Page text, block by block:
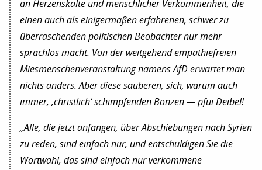
an Herzenskälte und menschlicher Verkommenheit, die
einen auch als einigermaßen erfahrenen, schwer zu
überraschenden politischen Beobachter nur mehr
sprachlos macht. Von der weitgehend empathiefreien
Miesmenschenveranstaltung namens AfD erwartet man
nichts anders. Aber diese sauberen, sich, warum auch
immer, ‚christlich‘ schimpfenden Bonzen — pfui Deibel!
„Alle, die jetzt anfangen, über Abschiebungen nach Syrien
zu reden, sind einfach nur, und entschuldigen Sie die
Wortwahl, das sind einfach nur verkommene